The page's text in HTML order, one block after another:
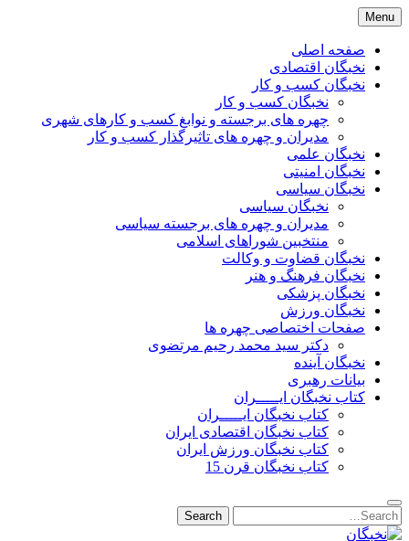
Skip
to
content
Menu
صفحه اصلی
نخبگان اقتصادی
نخبگان کسب و کار
نخبگان کسب و کار
چهره های برجسته و نوابغ کسب و کارهای شهری
مدیران و چهره های تاثیرگذار کسب و کار
نخبگان علمی
نخبگان امنیتی
نخبگان سیاسی
نخبگان سیاسی
مدیران و چهره های برجسته سیاسی
منتخبین شوراهای اسلامی
نخبگان قضاوت و وکالت
نخبگان فرهنگ و هنر
نخبگان پزشکی
نخبگان ورزش
صفحات اختصاصی چهره ها
دکتر سید محمد رحیم مرتضوی
نخبگان آینده
بیانات رهبری
کتاب نخبگان ایـــــران
کتاب نخبگان ایـــــران
کتاب نخبگان اقتصادی ایران
کتاب نخبگان ورزش ایران
کتاب نخبگان قرن 15
Search
for:
Search